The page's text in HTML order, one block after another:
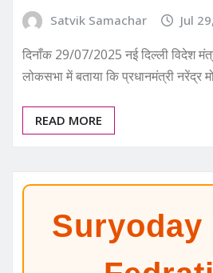
Satvik Samachar Jul
दिनाँक 29/07/2025 नई दिल्ली विदेश
लोकसभा में बताया कि प्रधानमंत्री नरेंद्र
READ MORE
Suryoday